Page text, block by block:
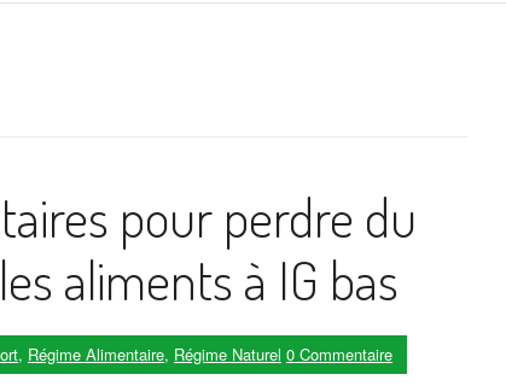
pour perdre du
aliments à IG bas
, Régime Alimentaire, Régime Naturel 0 Commentaire